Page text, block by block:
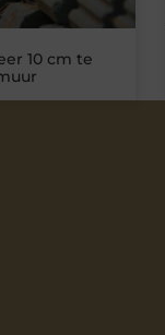
10 cm te